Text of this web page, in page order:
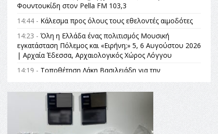
Φουντουκίδη στον Pella FM 103,3
14:44 - Κάλεσμα προς όλους τους εθελοντές αιμοδότες
14:23 - Όλη η Ελλάδα ένας πολιτισμός Μουσική
εγκατάσταση Πόλεμος και «Ειρήνη;» 5, 6 Αυγούστου 2026
| Αρχαία Έδεσσα, Αρχαιολογικός Χώρος Λόγγου
14:19 - Τοποθέτηση Λάκη Βασιλειάδη για την
Αναθεώρηση του Συντάγματος: «Σε τέτοιες κορυφαίες
θεσμικές διαδικασίες υπάρχει μόνο η ευθύνη απέναντι
στις επόμενες γενιές»
Το πρόγραμμα του ΠΑΟΚ στον δεύτερο γύρο του
Champions League!